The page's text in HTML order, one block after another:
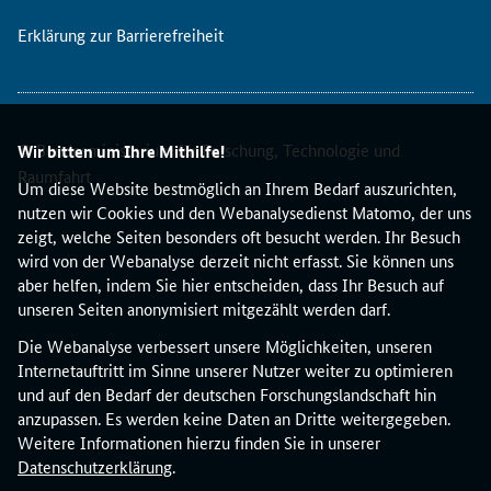
Wir bitten um Ihre Mithilfe!
Um diese Website bestmöglich an Ihrem Bedarf auszurichten,
nutzen wir Cookies und den Webanalysedienst Matomo, der uns
zeigt, welche Seiten besonders oft besucht werden. Ihr Besuch
wird von der Webanalyse derzeit nicht erfasst. Sie können uns
aber helfen, indem Sie hier entscheiden, dass Ihr Besuch auf
unseren Seiten anonymisiert mitgezählt werden darf.
Die Webanalyse verbessert unsere Möglichkeiten, unseren
Internetauftritt im Sinne unserer Nutzer weiter zu optimieren
und auf den Bedarf der deutschen Forschungslandschaft hin
anzupassen. Es werden keine Daten an Dritte weitergegeben.
Weitere Informationen hierzu finden Sie in unserer
Datenschutzerklärung.
g
n
s
s
e
d
e
s
z
w
e
i
t
e
n
S
Erklärung zur Barrierefreiheit
© Bundesministerium für Forschung, Technologie und
Raumfahrt